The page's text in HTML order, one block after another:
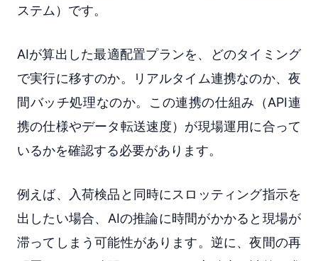
ステム）です。
AIが算出した最適配置プランを、どのタイミング
で実行に移すのか。リアルタイム連携なのか、夜
間バッチ処理なのか。この連携の仕組み（API連
携の仕様やデータ転送速度）が現場運用に合って
いるかを確認する必要があります。
例えば、入荷検品と同時にスロッティング指示を
出したい場合、AIの推論に時間がかかると現場が
滞ってしまう可能性があります。逆に、夜間の再